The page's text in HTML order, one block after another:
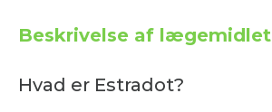
Beskrivelse af lægemidlet
Hvad er Estradot?